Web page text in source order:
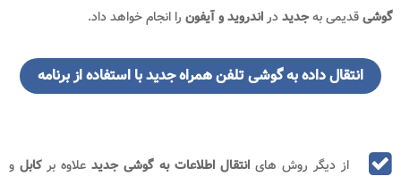
گوشیقدیمی بهجدیددراندروید و آیفون را انجام خواهد داد.
انتقال داده به گوشی تلفن همراه جدید با استفاده از برنامه
از دیگر روش هایانتقال اطلاعات به گوشی جدید علاوه برکابل و